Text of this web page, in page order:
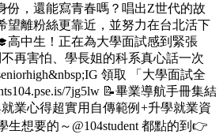
份，還能寫青春嗎？唱出Z世代的故
望離粉絲更靠近，並努力在台北活下
高中生！正在為大學面試感到緊張
再害怕、學長姐的科系真心話一次
領取 「大學面試全
7jg5lw 📝畢業導航手冊集結
業心得超實用自傳範例+升學就業資
生想要的～@104student 都點的到👉